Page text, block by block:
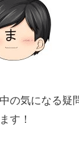
の気になる疑
す！